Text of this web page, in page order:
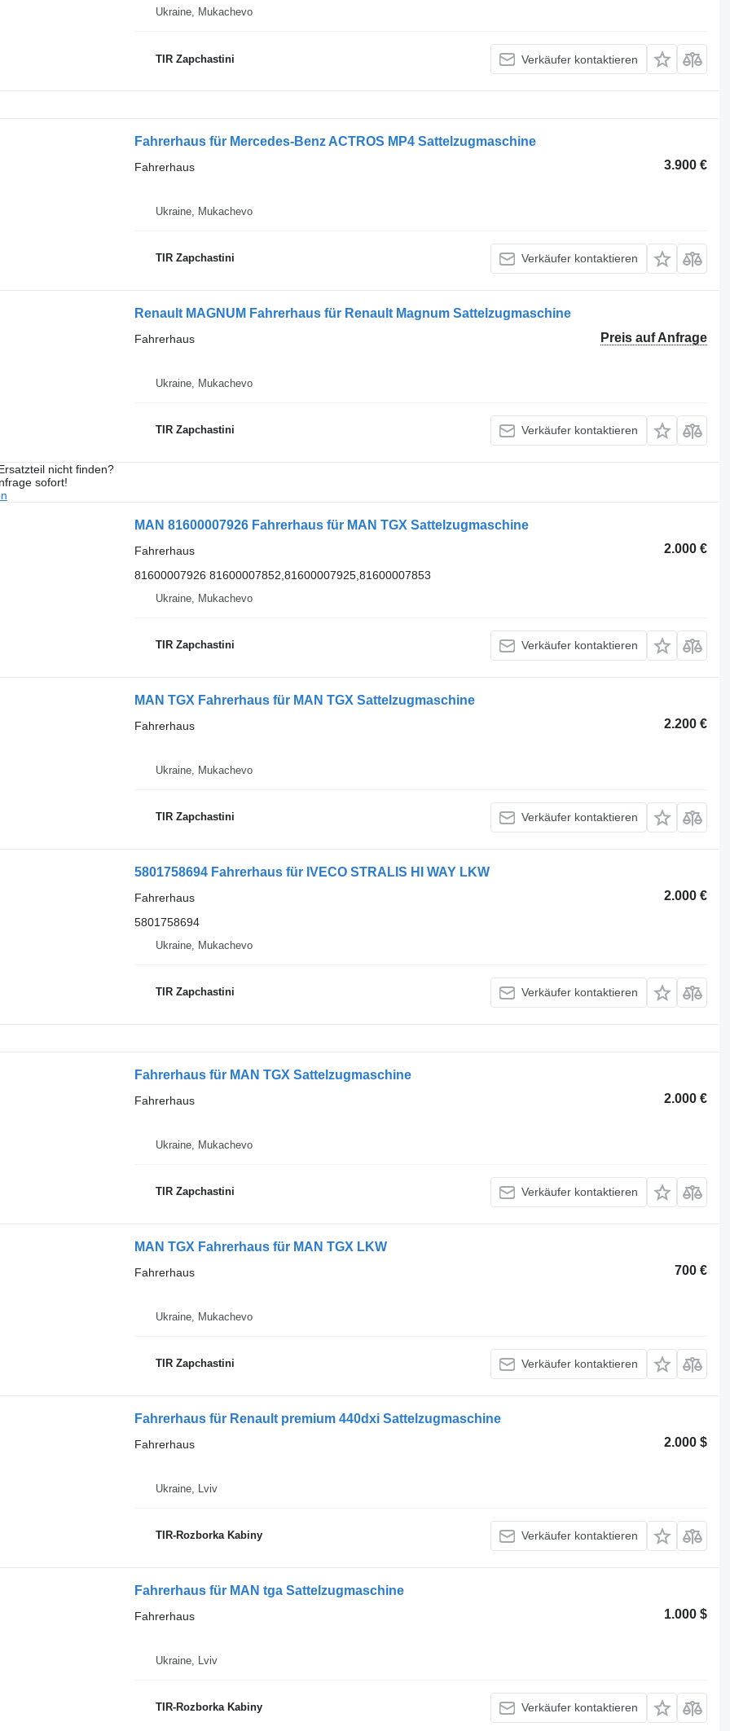
Ukraine, Mukachevo
TIR Zapchastini Verkäufer kontaktieren
Fahrerhaus für Mercedes-Benz ACTROS MP4 Sattelzugmaschine
3.900 €
Fahrerhaus
Ukraine, Mukachevo
TIR Zapchastini Verkäufer kontaktieren
Renault MAGNUM Fahrerhaus für Renault Magnum Sattelzugmaschine
Preis auf Anfrage
Fahrerhaus
Ukraine, Mukachevo
TIR Zapchastini Verkäufer kontaktieren
nicht finden?
sofort!
MAN 81600007926 Fahrerhaus für MAN TGX Sattelzugmaschine
2.000 €
Fahrerhaus
81600007926 81600007852,81600007925,81600007853
Ukraine, Mukachevo
TIR Zapchastini Verkäufer kontaktieren
MAN TGX Fahrerhaus für MAN TGX Sattelzugmaschine
2.200 €
Fahrerhaus
Ukraine, Mukachevo
TIR Zapchastini Verkäufer kontaktieren
5801758694 Fahrerhaus für IVECO STRALIS HI WAY LKW
2.000 €
Fahrerhaus
5801758694
Ukraine, Mukachevo
TIR Zapchastini Verkäufer kontaktieren
Fahrerhaus für MAN TGX Sattelzugmaschine
2.000 €
Fahrerhaus
Ukraine, Mukachevo
TIR Zapchastini Verkäufer kontaktieren
MAN TGX Fahrerhaus für MAN TGX LKW
700 €
Fahrerhaus
Ukraine, Mukachevo
TIR Zapchastini Verkäufer kontaktieren
Fahrerhaus für Renault premium 440dxi Sattelzugmaschine
2.000 $
Fahrerhaus
Ukraine, Lviv
TIR-Rozborka Kabiny Verkäufer kontaktieren
Fahrerhaus für MAN tga Sattelzugmaschine
1.000 $
Fahrerhaus
Ukraine, Lviv
TIR-Rozborka Kabiny Verkäufer kontaktieren